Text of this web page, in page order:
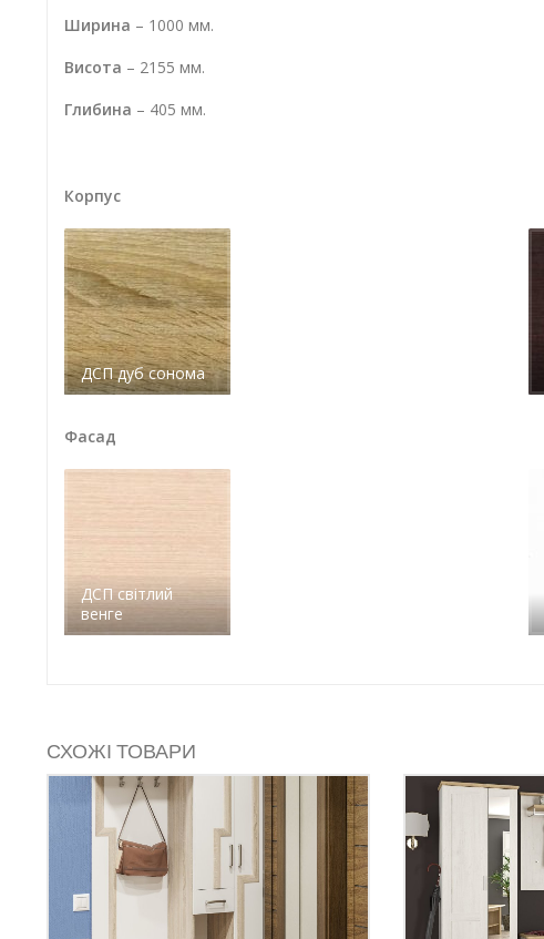
Ширина – 1000 мм.
Висота – 2155 мм.
Глибина – 405 мм.
Корпус
ДСП дуб сонома
Фасад
ДСП світлий
венге
СХОЖІ ТОВАРИ